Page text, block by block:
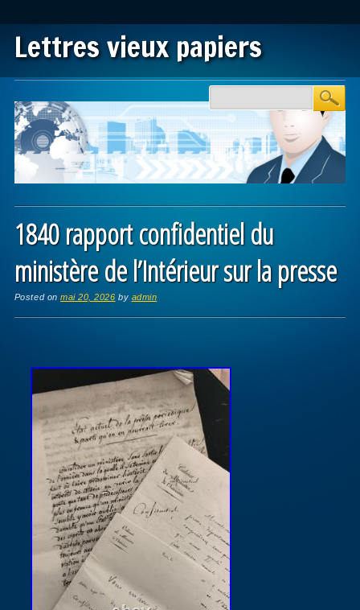
Lettres vieux papiers
Main menu
1840 rapport confidentiel du
ministère de l’Intérieur sur la presse
Posted onmai 20, 2026 by admin